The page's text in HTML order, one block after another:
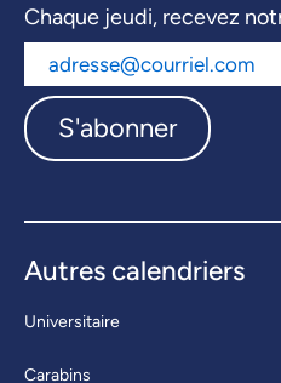
Chaque jeudi, recevez
S'abonner
Autres calendriers
Universitaire
Carabins